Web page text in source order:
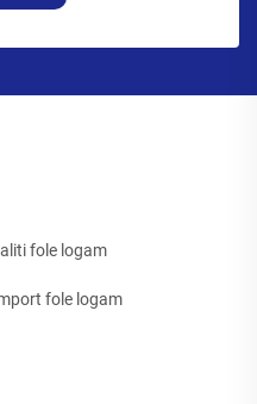
fole logam
fole logam